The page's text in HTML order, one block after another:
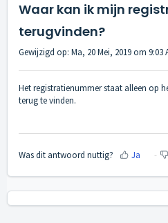
Waar kan ik mijn
terugvinden?
Gewijzigd op: Ma, 20 Mei, 2019 om 9:03
Het registratienummer staat alleen op
terug te vinden.
Was dit antwoord nuttig? Ja